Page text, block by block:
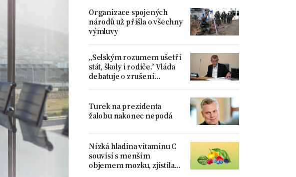
Organizace spojených
národů už přišla o všechny
výmluvy
„Selským rozumem ušetří
stát, školy i rodiče.“ Vláda
debatuje o zrušení
Turek na prezidenta
žalobu nakonec nepodá
Nízká hladina vitaminu C
souvisí s menším
objemem mozku, zjistila